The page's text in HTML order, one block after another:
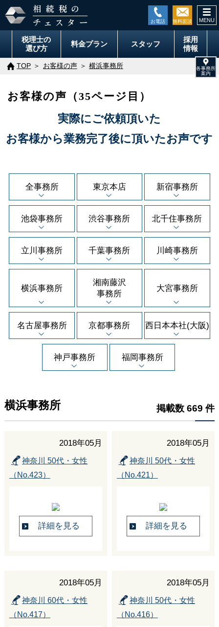
税理士の
選び方
料金プラン スタッフ
採用
情報
TOP お客様の声 横浜事務所
お客様の声（35ページ目）
実際にご依頼頂いた
お客様から業務完了後に頂いたお声です
全事務所 東京本店 新宿事務所
池袋事務所 渋谷事務所 北千住事務所
立川事務所 千葉事務所 川崎事務所
横浜事務所
湘南藤沢
事務所
大宮事務所
名古屋事務所 京都事務所 西日本本社(大阪)
神戸事務所 福岡事務所
横浜事務所 掲載数 669 件
2018年05月
神奈川 50代・女性
（No.423）
詳細を見る
2018年05月
神奈川 50代・女性
（No.421）
詳細を見る
2018年05月
神奈川 60代・女性
（No.417）
2018年05月
神奈川 50代・女性
（No.416）